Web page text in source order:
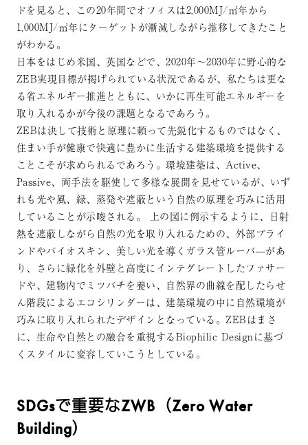
ドを見ると、この20年間でオフィスは2,000MJ/㎡年から
1,000MJ/㎡年にターゲットが漸減しながら推移してきたこと
がわかる。
日本をはじめ米国、英国などで、2020年～2030年に野心的な
ZEB実現目標が掲げられている状況であるが、私たちは更な
る省エネルギー推進とともに、いかに再生可能エネルギーを
取り入れるかが今後の課題となるであろう。
ZEBは決して技術と原理に頼って先鋭化するものではなく、
住まい手が健康で快適に豊かに生活する建築環境を提供する
ことこそが求められるであろう。環境建築は、Active、
Passive、両手法を駆使して多様な展開を見せているが、いず
れも光や風、緑、蒸発や遮蔽という自然の原理を巧みに活用
していることが示唆される。 上の図に例示するように、日射
熱を遮蔽しながら自然の光を取り入れるための、外部ブライ
ンドやバイオスキン、美しい光を導くガラス管ルーバ—があ
り、さらに緑化を外壁と高度にインテグレートしたファサー
ドや、建物内でミツバチを養い、自然界の曲線を配したらせ
ん階段によるエコシリンダーは、建築環境の中に自然環境が
巧みに取り入れられたデザインとなっている。ZEBはまさ
に、生命や自然との融合を重視するBiophilic Designに基づ
くスタイルに変容していこうとしている。
SDGsで重要なZWB（Zero Water
Building）